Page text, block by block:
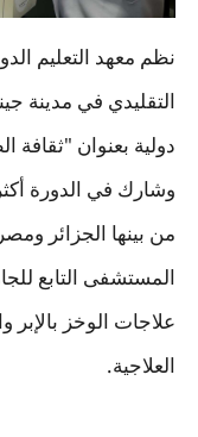
نظم معهد التعليم
التقليدي في مدينة
دولية بعنوان
من بينها الجزائر
المستشفى التابع
علاجات الوخز بالإبر
العلاجية.